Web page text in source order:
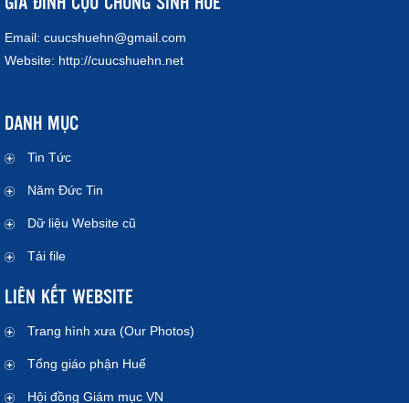
Email: cuucshuehn@gmail.com
Website: http://cuucshuehn.net
DANH MỤC
Tin Tức
Năm Đức Tin
Dữ liệu Website cũ
Tải file
LIÊN KẾT WEBSITE
Trang hình xưa (Our Photos)
Tổng giáo phận Huế
Hội đồng Giám mục VN